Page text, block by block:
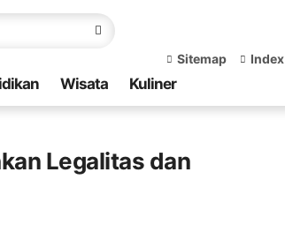
Sitemap Index
Wisata Kuliner
Legalitas dan